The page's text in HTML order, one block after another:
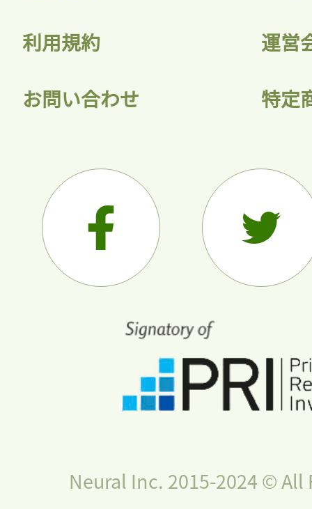
利用規約 運営
お問い合わせ 特定
Neural Inc. 2015-2024 © All